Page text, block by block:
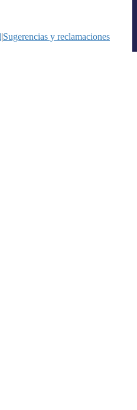
|Sugerencias y reclamaciones